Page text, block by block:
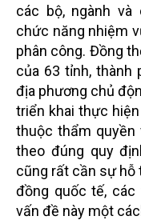
các bộ, ngành
chức năng nhiệm
phân công. Đồng
của 63 tỉnh, thành
địa phương chủ
triển khai thực
thuộc thẩm quyền
theo đúng quy
cũng rất cần sự hỗ
đồng quốc tế,
vấn đề này một